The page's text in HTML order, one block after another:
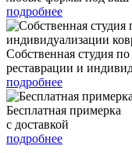
подробнее
Собственная студия по
реставрации и
подробнее
Бесплатная примерка
с доставкой
подробнее